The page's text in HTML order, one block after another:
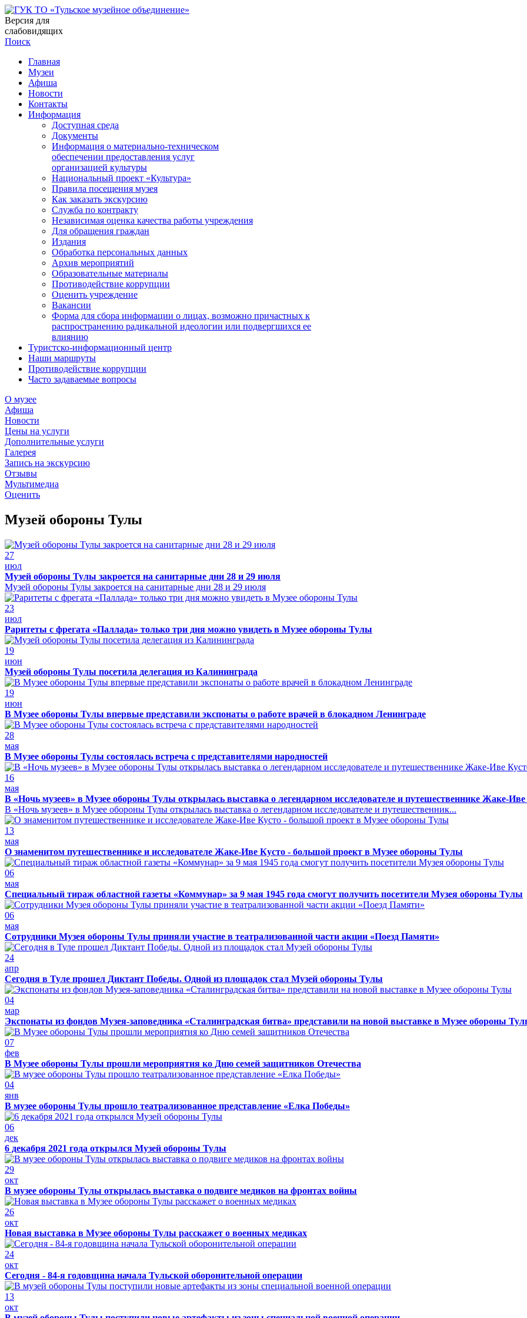
Версия для
слабовидящих
Поиск
Главная
Музеи
Афиша
Новости
Контакты
Информация
Доступная среда
Документы
Информация о материально-техническом
обеспечении предоставления услуг
организацией культуры
Национальный проект «Культура»
Правила посещения музея
Как заказать экскурсию
Служба по контракту
Независимая оценка качества работы учреждения
Для обращения граждан
Издания
Обработка персональных данных
Архив мероприятий
Образовательные материалы
Противодействие коррупции
Оценить учреждение
Вакансии
Форма для сбора информации о лицах, возможно причастных к
распространению радикальной идеологии или подвергшихся ее
влиянию
Туристско-информационный центр
Наши маршруты
Противодействие коррупции
Часто задаваемые вопросы
О музее
Афиша
Новости
Цены на услуги
Дополнительные услуги
Галерея
Запись на экскурсию
Отзывы
Мультимедиа
Оценить
Музей обороны Тулы
27
июл
Музей обороны Тулы закроется на санитарные дни 28 и 29 июля
Музей обороны Тулы закроется на санитарные дни 28 и 29 июля
23
июл
Раритеты с фрегата «Паллада» только три дня можно увидеть в Музее обороны Тулы
19
июн
Музей обороны Тулы посетила делегация из Калининграда
19
июн
В Музее обороны Тулы впервые представили экспонаты о работе врачей в блокадном Ленинграде
28
мая
В Музее обороны Тулы состоялась встреча с представителями народностей
16
мая
В «Ночь музеев» в Музее обороны Тулы открылась выставка о легендарном исследователе и путешественнике Жаке-
В «Ночь музеев» в Музее обороны Тулы открылась выставка о легендарном исследователе и путешественник...
13
мая
О знаменитом путешественнике и исследователе Жаке-Иве Кусто - большой проект в Музее обороны Тулы
06
мая
Специальный тираж областной газеты «Коммунар» за 9 мая 1945 года смогут получить посетители Музея обороны Тулы
06
мая
Сотрудники Музея обороны Тулы приняли участие в театрализованной части акции «Поезд Памяти»
24
апр
Сегодня в Туле прошел Диктант Победы. Одной из площадок стал Музей обороны Тулы
04
мар
Экспонаты из фондов Музея-заповедника «Сталинградская битва» представили на новой выставке в Музее обороны
07
фев
В Музее обороны Тулы прошли мероприятия ко Дню семей защитников Отечества
04
янв
В музее обороны Тулы прошло театрализованное представление «Елка Победы»
06
дек
6 декабря 2021 года открылся Музей обороны Тулы
29
окт
В музее обороны Тулы открылась выставка о подвиге медиков на фронтах войны
26
окт
Новая выставка в Музее обороны Тулы расскажет о военных медиках
24
окт
Сегодня - 84-я годовщина начала Тульской оборонительной операции
13
окт